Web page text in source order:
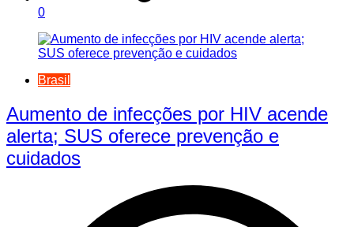
0
Brasil
Aumento de infecções por HIV acende
alerta; SUS oferece prevenção e
cuidados